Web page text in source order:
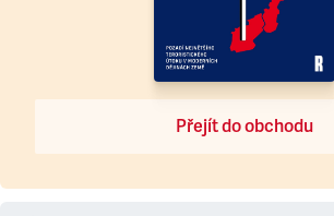
Přejít do obchodu